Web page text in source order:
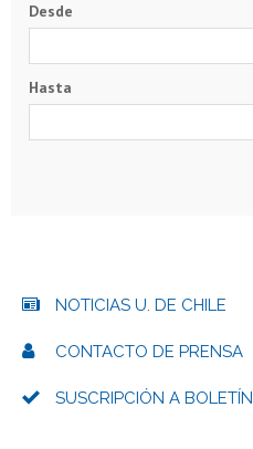
Desde
Hasta
NOTICIAS U. DE CHILE
CONTACTO DE PRENSA
SUSCRIPCIÓN A BOLETÍN